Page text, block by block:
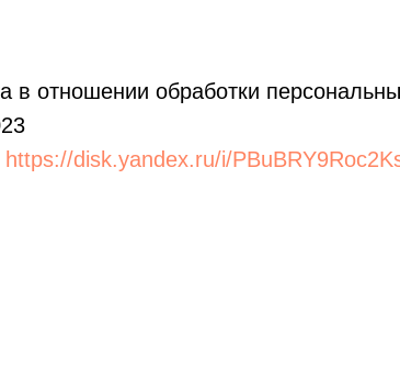
в отношении обработки
https://disk.yandex.ru/i/